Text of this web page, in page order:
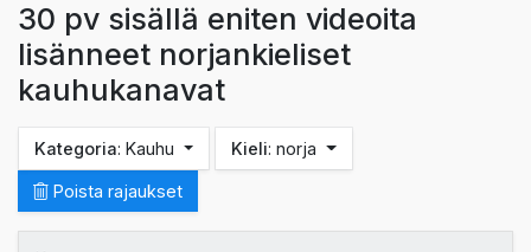
30 pv sisällä eniten videoita
lisänneet norjankieliset
kauhukanavat
Kategoria: Kauhu Kieli: norja
Poista rajaukset